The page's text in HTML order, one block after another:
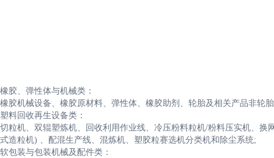
橡胶、弹性体与机械类：
橡胶机械设备、橡胶原材料、弹性体、橡胶助剂、轮胎及相关产品非轮
塑料回收再生设备类：
切粒机、双辊塑炼机、回收利用作业线、冷压粉料粒机/粉料压实机、
式造粒机) 、配混生产线、混炼机、塑胶粒赛选机分类机和除尘系统;
软包装与包装机械及配件类：